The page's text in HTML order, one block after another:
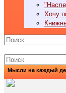
Хочу
Мысли на каждый